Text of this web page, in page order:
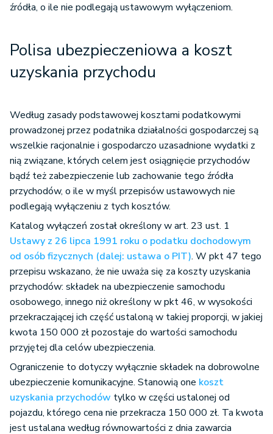
źródła, o ile nie podlegają ustawowym wyłączeniom.
Polisa ubezpieczeniowa a koszt
uzyskania przychodu
Według zasady podstawowej kosztami podatkowymi
prowadzonej przez podatnika działalności gospodarczej są
wszelkie racjonalnie i gospodarczo uzasadnione wydatki z
nią związane, których celem jest osiągnięcie przychodów
bądź też zabezpieczenie lub zachowanie tego źródła
przychodów, o ile w myśl przepisów ustawowych nie
podlegają wyłączeniu z tych kosztów.
Katalog wyłączeń został określony w art. 23 ust. 1
Ustawy z 26 lipca 1991 roku o podatku dochodowym
od osób fizycznych (dalej: ustawa o PIT). W pkt 47 tego
przepisu wskazano, że nie uważa się za koszty uzyskania
przychodów: składek na ubezpieczenie samochodu
osobowego, innego niż określony w pkt 46, w wysokości
przekraczającej ich część ustaloną w takiej proporcji, w jakiej
kwota 150 000 zł pozostaje do wartości samochodu
przyjętej dla celów ubezpieczenia.
Ograniczenie to dotyczy wyłącznie składek na dobrowolne
ubezpieczenie komunikacyjne. Stanowią one koszt
uzyskania przychodów tylko w części ustalonej od
pojazdu, którego cena nie przekracza 150 000 zł. Ta kwota
jest ustalana według równowartości z dnia zawarcia